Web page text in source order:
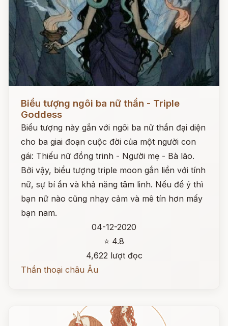
Đọc ngay
Biểu tượng ngôi ba nữ thần - Triple
Goddess
Biểu tượng này gắn với ngôi ba nữ thần đại diện
cho ba giai đoạn cuộc đời của một người con
gái: Thiếu nữ đồng trinh - Người mẹ - Bà lão.
Bởi vậy, biểu tượng triple moon gắn liền với tính
nữ, sự bí ẩn và khả năng tâm linh. Nếu để ý thì
bạn nữ nào cũng nhạy cảm và mê tín hơn mấy
bạn nam.
04-12-2020
⭐ 4.8
4,622 lượt đọc
Thần thoại châu Âu